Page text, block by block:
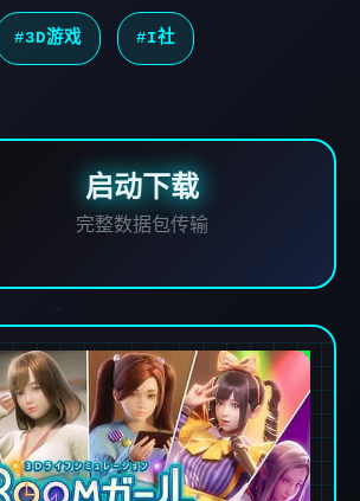
#3D游戏 #I社
启动下载
完整数据包传输